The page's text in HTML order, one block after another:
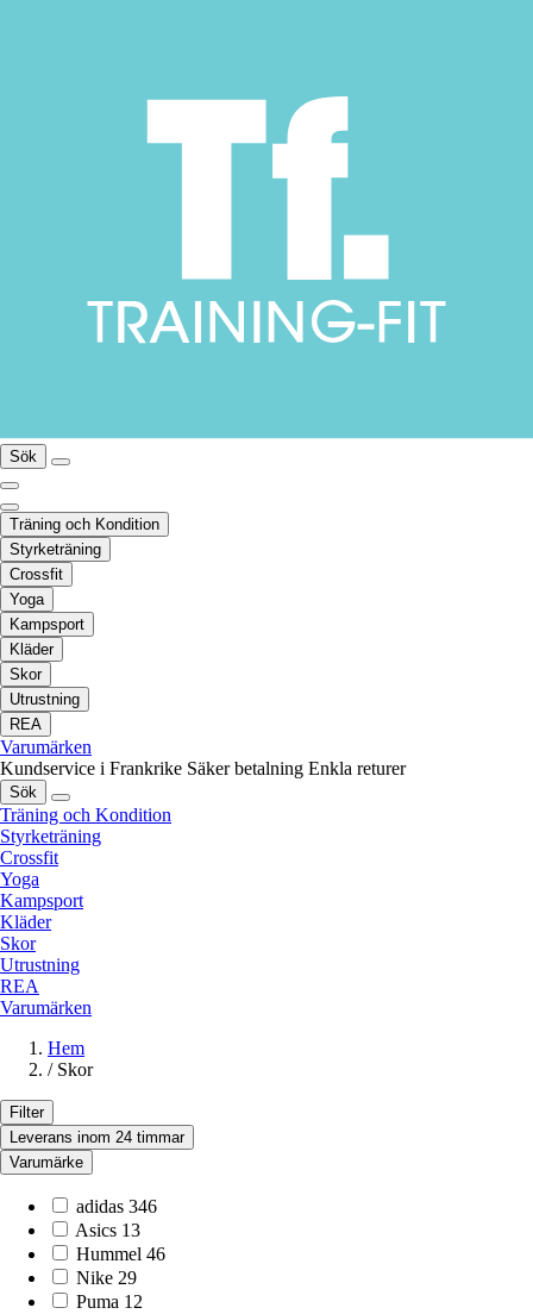
Sök
Träning och Kondition
Styrketräning
Crossfit
Yoga
Kampsport
Kläder
Skor
Utrustning
REA
Varumärken
Kundservice i Frankrike Säker betalning Enkla returer
Sök
Träning och Kondition
Styrketräning
Crossfit
Yoga
Kampsport
Kläder
Skor
Utrustning
REA
Varumärken
Hem
/ Skor
Filter
Leverans inom 24 timmar
Varumärke
adidas 346
Asics 13
Hummel 46
Nike 29
Puma 12